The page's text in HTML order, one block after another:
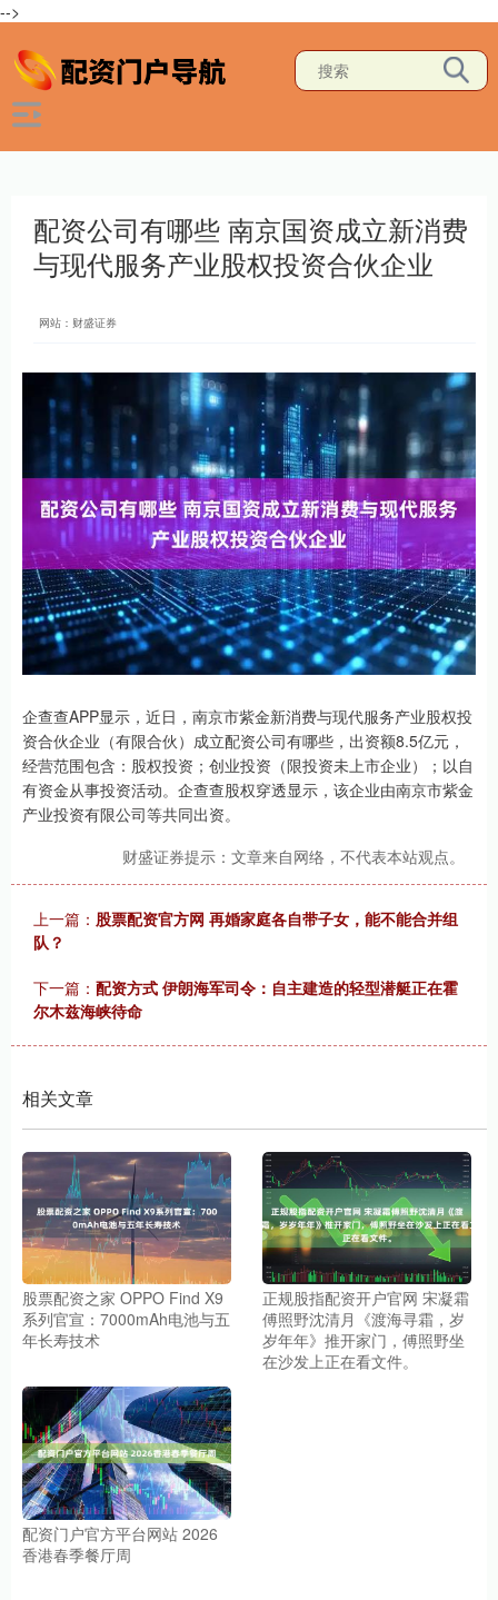
-->
配资公司有哪些 南京国资成立新消费
与现代服务产业股权投资合伙企业
网站：财盛证券
企查查APP显示，近日，南京市紫金新消费与现代服务产业股权投
资合伙企业（有限合伙）成立配资公司有哪些，出资额8.5亿元，
经营范围包含：股权投资；创业投资（限投资未上市企业）；以自
有资金从事投资活动。企查查股权穿透显示，该企业由南京市紫金
产业投资有限公司等共同出资。
财盛证券提示：文章来自网络，不代表本站观点。
上一篇： 股票配资官方网 再婚家庭各自带子女，能不能合并组
队？
下一篇： 配资方式 伊朗海军司令：自主建造的轻型潜艇正在霍
尔木兹海峡待命
相关文章
股票配资之家 OPPO Find X9
系列官宣：7000mAh电池与五
年长寿技术
正规股指配资开户官网 宋凝霜
傅照野沈清月《渡海寻霜，岁
岁年年》推开家门，傅照野坐
在沙发上正在看文件。
配资门户官方平台网站 2026
香港春季餐厅周